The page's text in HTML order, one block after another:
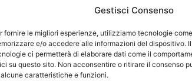
Gestisci Consenso
fornire le migliori esperienze, utilizziamo tecnologie
e/o accedere alle informazioni del dispositivo.
ci permetterà di elaborare dati come il
su questo sito. Non acconsentire o ritirare il consenso
caratteristiche e funzioni.